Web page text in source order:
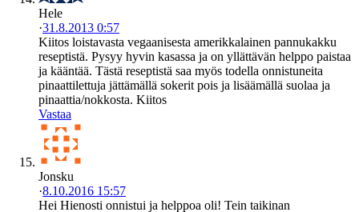
Hele
·31.8.2013 0:57
Kiitos loistavasta vegaanisesta amerikkalainen pannukakku
reseptistä. Pysyy hyvin kasassa ja on yllättävän helppo paistaa
ja kääntää. Tästä reseptistä saa myös todella onnistuneita
pinaattilettuja jättämällä sokerit pois ja lisäämällä suolaa ja
pinaattia/nokkosta. Kiitos
Vastaa
Jonsku
·8.10.2016 15:57
Hei Hienosti onnistui ja helppoa oli! Tein taikinan